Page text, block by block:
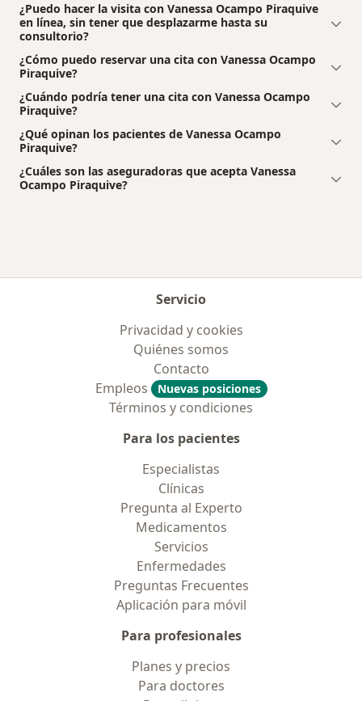
¿Puedo hacer la visita con Vanessa Ocampo Piraquive
en línea, sin tener que desplazarme hasta su
consultorio?
¿Cómo puedo reservar una cita con Vanessa Ocampo
Piraquive?
¿Cuándo podría tener una cita con Vanessa Ocampo
Piraquive?
¿Qué opinan los pacientes de Vanessa Ocampo
Piraquive?
¿Cuáles son las aseguradoras que acepta Vanessa
Ocampo Piraquive?
Servicio
Privacidad y cookies
Quiénes somos
Contacto
Empleos
Nuevas posiciones
Términos y condiciones
Para los pacientes
Especialistas
Clínicas
Pregunta al Experto
Medicamentos
Servicios
Enfermedades
Preguntas Frecuentes
Aplicación para móvil
Para profesionales
Planes y precios
Para doctores